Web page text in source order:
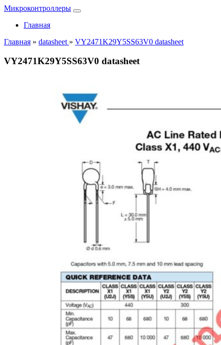
Микроконтроллеры
Главная
Главная » datasheet » VY2471K29Y5SS63V0 datasheet
VY2471K29Y5SS63V0 datasheet